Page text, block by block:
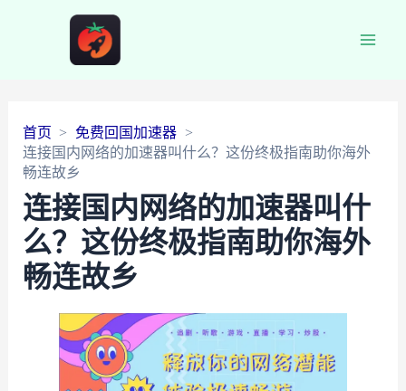
首页
免费回国加速器
连接国内网络的加速器叫什么？这份终极指南助你海外
畅连故乡
连接国内网络的加速器叫什
么？这份终极指南助你海外
畅连故乡